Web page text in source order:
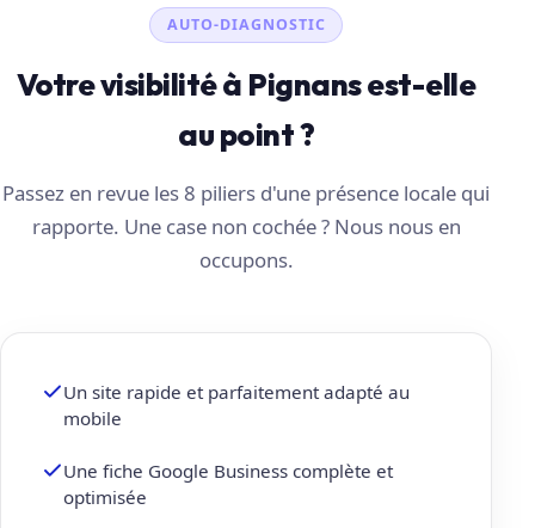
AUTO-DIAGNOSTIC
Votre visibilité à Pignans est-elle
au point ?
Passez en revue les 8 piliers d'une présence locale qui
rapporte. Une case non cochée ? Nous nous en
occupons.
Un site rapide et parfaitement adapté au
mobile
Une fiche Google Business complète et
optimisée